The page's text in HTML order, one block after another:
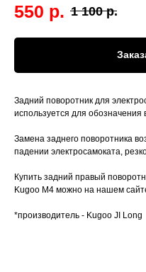
550 р. 1 100 р.
Задний поворотник для
используется для
Замена заднего поворотника
падении электросамоката,
Купить задний правый
Kugoo M4 можно на нашем
*производитель - Kugoo JI Long